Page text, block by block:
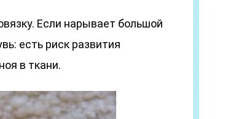
Если нарывает большой
есть риск развития
в ткани.